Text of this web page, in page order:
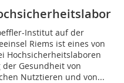
Institut auf der
Riems ist eines von
Hochsicherheitslaboren
Gesundheit von
Nutztieren und von...